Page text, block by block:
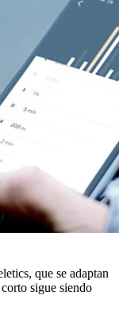
que se adaptan
sigue siendo